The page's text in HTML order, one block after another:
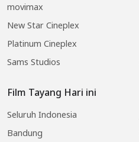
movimax
New Star Cineplex
Platinum Cineplex
Sams Studios
Film Tayang Hari ini
Seluruh Indonesia
Bandung